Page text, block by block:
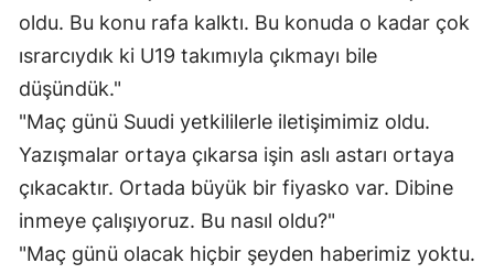
oldu. Bu konu rafa kalktı. Bu konuda o kadar çok
ısrarcıydık ki U19 takımıyla çıkmayı bile
düşündük."
"Maç günü Suudi yetkililerle iletişimimiz oldu.
Yazışmalar ortaya çıkarsa işin aslı astarı ortaya
çıkacaktır. Ortada büyük bir fiyasko var. Dibine
inmeye çalışıyoruz. Bu nasıl oldu?"
"Maç günü olacak hiçbir şeyden haberimiz yoktu.